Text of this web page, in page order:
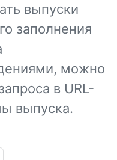
выпуски
заполнения
можно
в URL-
выпуска.